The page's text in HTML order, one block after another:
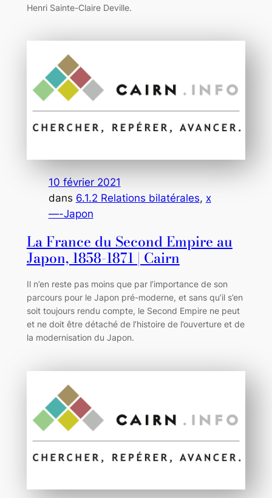
Henri Sainte-Claire Deville.
10 février 2021
dans 6.1.2 Relations bilatérales, x
—-Japon
La France du Second Empire au
Japon, 1858-1871 | Cairn
Il n’en reste pas moins que par l’importance de son
parcours pour le Japon pré-moderne, et sans qu’il s’en
soit toujours rendu compte, le Second Empire ne peut
et ne doit être détaché de l’histoire de l’ouverture et de
la modernisation du Japon.